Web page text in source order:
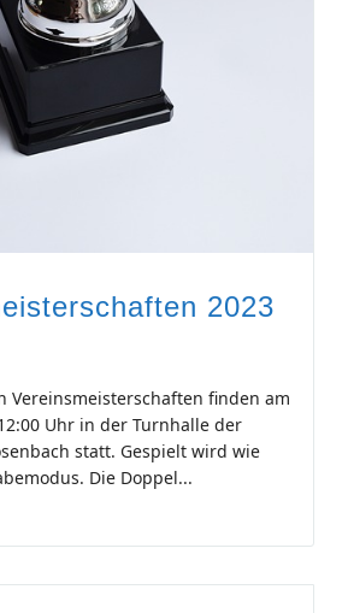
2023
Vereinsmeisterschaften finden am
Uhr in der Turnhalle der
statt. Gespielt wird wie
Die Doppel...